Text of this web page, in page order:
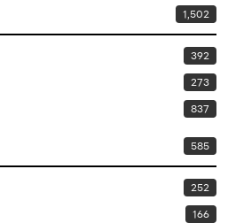
1,502
392
273
837
585
252
166